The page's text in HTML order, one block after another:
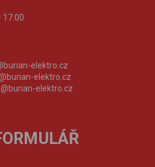
17:00
elektro.cz
elektro.cz
elektro.cz